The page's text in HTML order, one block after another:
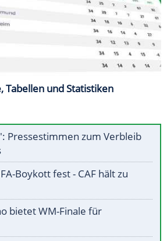
Tabellen und Statistiken
Pressestimmen zum Verbleib
Boykott fest - CAF hält zu
bietet WM-Finale für